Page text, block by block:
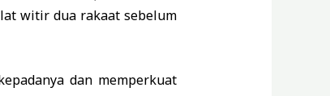
witir dua rakaat sebelum
dan memperkuat